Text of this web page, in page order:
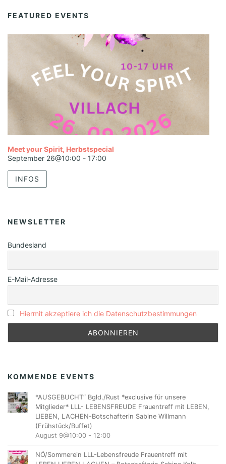
FEATURED EVENTS
Meet your Spirit, Herbstspecial
September 26@10:00 - 17:00
INFOS
NEWSLETTER
Bundesland
E-Mail-Adresse
Hiermit akzeptiere ich die Datenschutzbestimmungen
KOMMENDE EVENTS
*AUSGEBUCHT“ Bgld./Rust *exclusive für unsere
Mitglieder* LLL- LEBENSFREUDE Frauentreff mit LEBEN,
LIEBEN, LACHEN-Botschafterin Sabine Willmann
(Frühstück/Buffet)
August 9@10:00 - 12:00
NÖ/Sommerein LLL-Lebensfreude Frauentreff mit